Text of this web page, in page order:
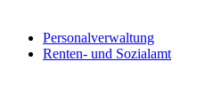
Personalverwaltung
Renten- und Sozialamt